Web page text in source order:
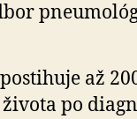
až
po